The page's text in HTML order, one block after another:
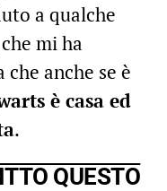
a qualche
mi ha
anche se è
è casa ed
.
QUESTO